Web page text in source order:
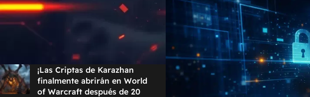
¡El Remake de The Elder
Scrolls IV: Oblivion Podría
Ser una Realidad!
1 comentario
¡Las Criptas de Karazhan
finalmente abrirán en World
of Warcraft después de 20